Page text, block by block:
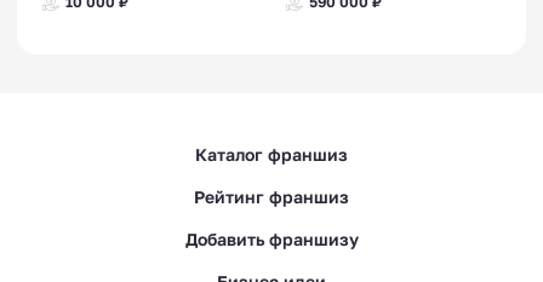
Каталог франшиз
Рейтинг франшиз
Добавить франшизу